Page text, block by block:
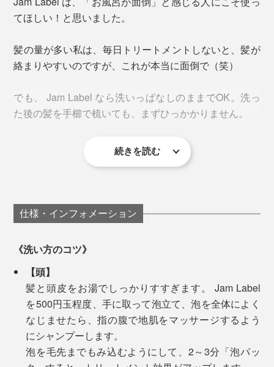
※髪が長い人やオイリー肌の人は、髪を洗った後の泡が足りなくなる場合があります。そ
全身を洗ったら、一気にシャワーで流して、お風呂は終
「泡パック」した髪は、しっとりまとまって、指どおり
なめらか。髪を乾かした後も、しっとり感が続いて、ヘ
ど、髪と肌にいいだけでなく、時短やコスト削減、水や
環境への配慮も叶います。
自宅だけでなく、旅行や出張、ジムでも使いやすい1
本。「詰替パック500ml」は、Jam Label 500mlボトル
のリピート愛用者向け。1回分の単価をさらに抑えた、
家族みんなで使いやすいタイプです。
てほしい！と思いました。
髪の量が多い私は、毎日トリートメントしないと、髪が
絡まりやすいのですが、これが本当に面倒で（笑）
でも、 Jam Label なら洗いっぱなしのままでOK。洗っ
た後の髪を手櫛で梳いても、まずひっかかりません。
今まで40分かかっていた入浴時間も、25分くらいに短
体も心もこんなにラクなんだ」と気づけたことは、大き
な体験です。
続きを読む
仕様・インフォメーション
《洗い方のコツ》
【頭】
髪と頭皮をお湯でしっかりすすぎます。 Jam Label
を500円玉程度、手に取って泡立て、泡を全体によく
なじませたら、指の腹で地肌をマッサージするよう
にシャンプーします。
泡を毛先までもみ込むようにして、2～3分「泡パッ